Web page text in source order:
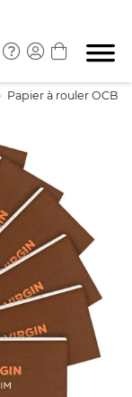
Papier à rouler OCB